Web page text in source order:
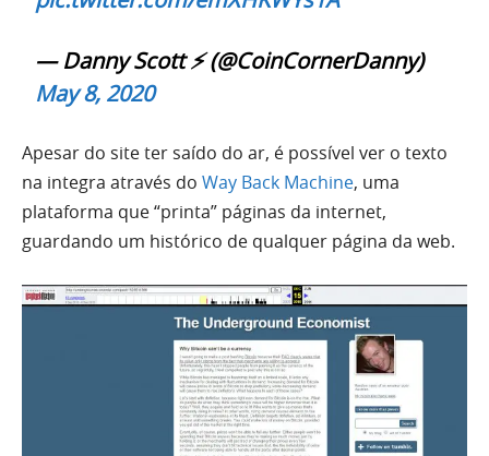
— Danny Scott ⚡ (@CoinCornerDanny)
May 8, 2020
Apesar do site ter saído do ar, é possível ver o texto
na integra através do Way Back Machine, uma
plataforma que “printa” páginas da internet,
guardando um histórico de qualquer página da web.